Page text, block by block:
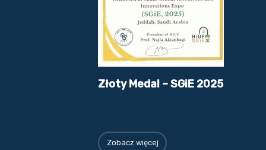
Złoty Medal – SGiE 2025
Zobacz więcej